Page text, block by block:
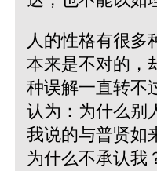
人的性格有很多
本来是不对的，
种误解一直转不
认为：为什么别
我说的与普贤如
为什么不承认我